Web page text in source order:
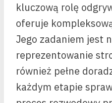
kluczową rolę
oferuje
Jego zadaniem jest
reprezentowanie
również pełne
każdym etapie